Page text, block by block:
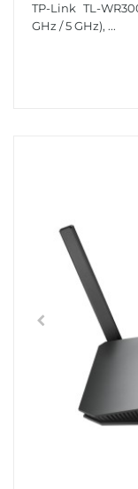
TP-Link TL-
GHz / 5 GHz), ...